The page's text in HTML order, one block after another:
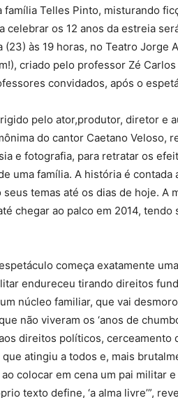
família Telles Pinto, misturando
celebrar os 12 anos da estreia
(23) às 19 horas, no Teatro Jorge
criado pelo professor Zé
convidados, após o
pelo ator,produtor, diretor e
do cantor Caetano Veloso,
e fotografia, para retratar os
uma família. A história é
seus temas até os dias de hoje. A
chegar ao palco em 2014,
começa exatamente
endureceu tirando direitos
núcleo familiar, que vai
não viveram os ‘anos de
direitos políticos, cerceamento
atingiu a todos e, mais
colocar em cena um pai militar
texto define, ‘a alma livre’”,